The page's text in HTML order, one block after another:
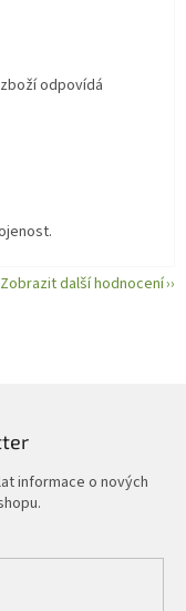
odpovídá
Zobrazit další hodnocení
informace o nových